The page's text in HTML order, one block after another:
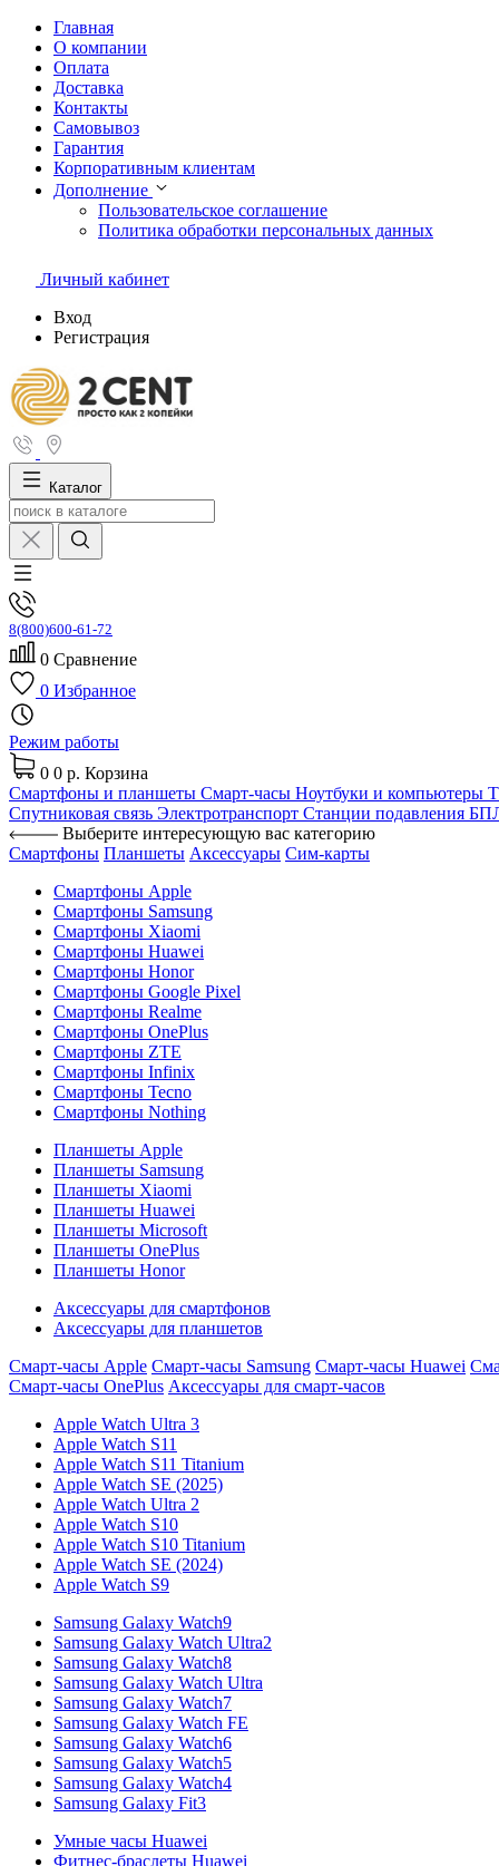
Главная
О компании
Оплата
Доставка
Контакты
Самовывоз
Гарантия
Корпоративным клиентам
Дополнение
Пользовательское соглашение
Политика обработки персональных данных
Личный кабинет
Вход
Регистрация
Каталог
8(800)600-61-72
0 Сравнение
0 Избранное
Режим работы
0 0 р. Корзина
Смартфоны и планшеты Смарт-часы Ноутбуки и компьютеры
Спутниковая связь Электротранспорт Станции подавления
Выберите интересующую вас категорию
Смартфоны Планшеты Аксессуары Сим-карты
Смартфоны Apple
Смартфоны Samsung
Смартфоны Xiaomi
Смартфоны Huawei
Смартфоны Honor
Смартфоны Google Pixel
Смартфоны Realme
Смартфоны OnePlus
Смартфоны ZTE
Смартфоны Infinix
Смартфоны Tecno
Смартфоны Nothing
Планшеты Apple
Планшеты Samsung
Планшеты Xiaomi
Планшеты Huawei
Планшеты Microsoft
Планшеты OnePlus
Планшеты Honor
Аксессуары для смартфонов
Аксессуары для планшетов
Смарт-часы Apple Смарт-часы Samsung Смарт-часы Huawei
Смарт-часы OnePlus Аксессуары для смарт-часов
Apple Watch Ultra 3
Apple Watch S11
Apple Watch S11 Titanium
Apple Watch SE (2025)
Apple Watch Ultra 2
Apple Watch S10
Apple Watch S10 Titanium
Apple Watch SE (2024)
Apple Watch S9
Samsung Galaxy Watch9
Samsung Galaxy Watch Ultra2
Samsung Galaxy Watch8
Samsung Galaxy Watch Ultra
Samsung Galaxy Watch7
Samsung Galaxy Watch FE
Samsung Galaxy Watch6
Samsung Galaxy Watch5
Samsung Galaxy Watch4
Samsung Galaxy Fit3
Умные часы Huawei
Фитнес-браслеты Huawei